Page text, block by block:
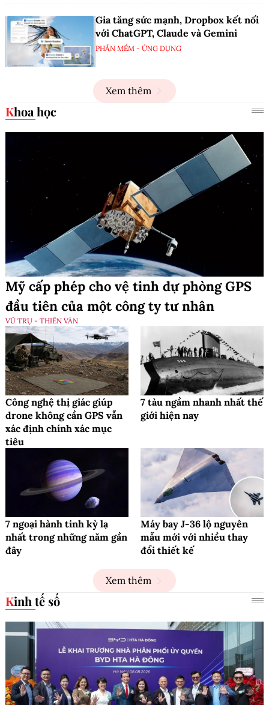
Gia tăng sức mạnh, Dropbox kết nối
với ChatGPT, Claude và Gemini
PHẦN MỀM - ỨNG DỤNG
Xem thêm
Khoa học
Mỹ cấp phép cho vệ tinh dự phòng GPS
đầu tiên của một công ty tư nhân
VŨ TRỤ - THIÊN VĂN
Công nghệ thị giác giúp
drone không cần GPS vẫn
xác định chính xác mục
tiêu
7 tàu ngầm nhanh nhất thế
giới hiện nay
7 ngoại hành tinh kỳ lạ
nhất trong những năm gần
đây
Máy bay J-36 lộ nguyên
mẫu mới với nhiều thay
đổi thiết kế
Xem thêm
Kinh tế số